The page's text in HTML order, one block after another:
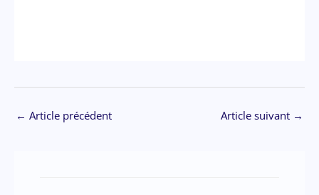
← Article précédent Article suivant →